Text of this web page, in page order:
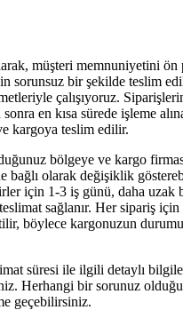
müşteri memnuniyetini ön
sorunsuz bir şekilde teslim
çalışıyoruz.
en kısa sürede işleme
kargoya teslim edilir.
bölgeye ve kargo
bağlı olarak değişiklik
için 1-3 iş günü, daha uzak
sağlanır. Her sipariş
böylece kargonuzun
süresi ile ilgili detaylı
Herhangi bir sorunuz
geçebilirsiniz.